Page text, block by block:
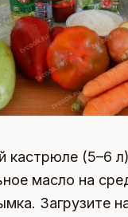
кастрюле (5–6
масло на
Загрузите